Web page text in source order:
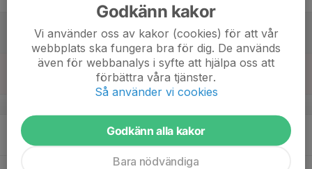
20
Mån
Godkänn kakor
Vi använder oss av kakor (cookies) för att vår
webbplats ska fungera bra för dig. De används
även för webbanalys i syfte att hjälpa oss att
förbättra våra tjänster.
Så använder vi cookies
Godkänn alla kakor
Bara nödvändiga